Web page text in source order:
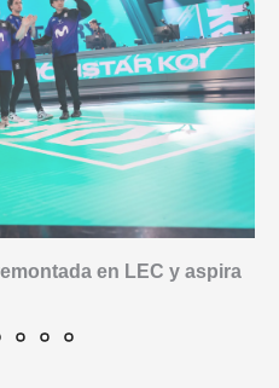
en LEC y aspira